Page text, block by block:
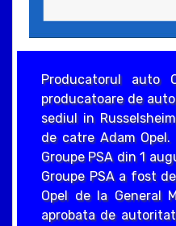
Producatorul auto
producatoare de
sediul in
de catre Adam
Groupe PSA din 1
Groupe PSA a fost
Opel de la General
aprobata de